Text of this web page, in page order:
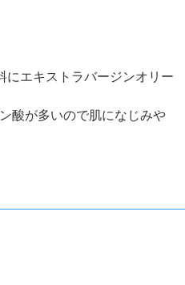
にエキストラバージンオリー
酸が多いので肌になじみや